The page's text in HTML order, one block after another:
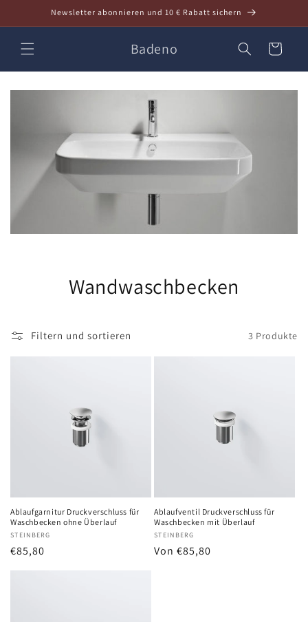
Inhalt
Newsletter abonnieren und 10 € Rabatt sichern
Badeno Warenkorb
Wandwaschbecken
Filtern und sortieren 3 Produkte
Ablaufgarnitur Druckverschluss für
Waschbecken ohne Überlauf
Anbieter:
STEINBERG
Normaler
€85,80
Ablaufventil Druckverschluss für
Waschbecken mit Überlauf
Anbieter:
STEINBERG
Normaler
Von €85,80